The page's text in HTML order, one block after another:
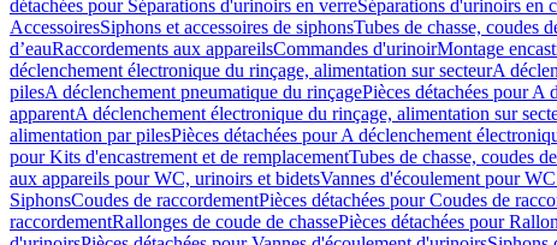
détachées pour Séparations d'urinoirs en verreSéparations d'urinoirs en
AccessoiresSiphons et accessoires de siphonsTubes de chasse, coudes
d’eauRaccordements aux appareilsCommandes d'urinoirMontage
déclenchement électronique du rinçage, alimentation sur secteurA
pilesA déclenchement pneumatique du rinçagePièces détachées pour A
apparentA déclenchement électronique du rinçage, alimentation sur
alimentation par pilesPièces détachées pour A déclenchement
pour Kits d'encastrement et de remplacementTubes de chasse, coudes
aux appareils pour WC, urinoirs et bidetsVannes d'écoulement pour
SiphonsCoudes de raccordementPièces détachées pour Coudes de
raccordementRallonges de coude de chassePièces détachées pour